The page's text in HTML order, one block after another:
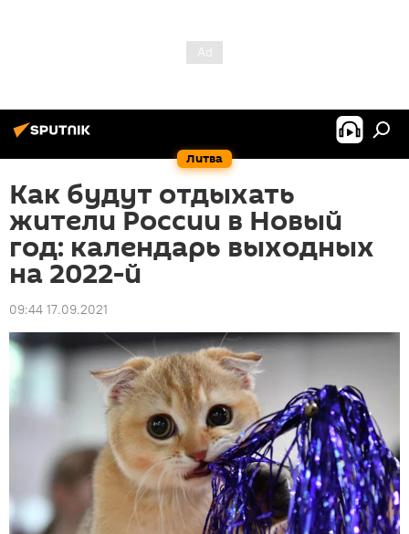
Литва
Как будут отдыхать
жители России в Новый
год: календарь выходных
на 2022-й
09:44 17.09.2021